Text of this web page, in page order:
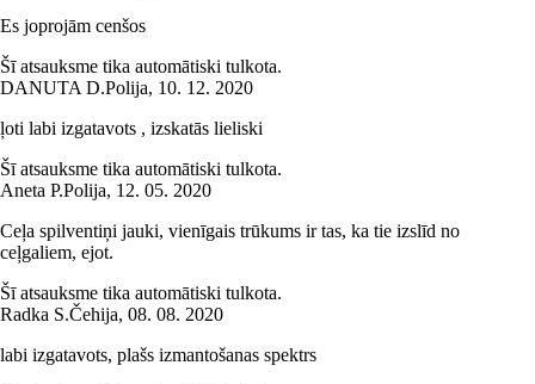
Es joprojām cenšos
Šī atsauksme tika automātiski tulkota.
DANUTA D.Polija, 10. 12. 2020
ļoti labi izgatavots , izskatās lieliski
Šī atsauksme tika automātiski tulkota.
Aneta P.Polija, 12. 05. 2020
Ceļa spilventiņi jauki, vienīgais trūkums ir tas, ka tie izslīd no
ceļgaliem, ejot.
Šī atsauksme tika automātiski tulkota.
Radka S.Čehija, 08. 08. 2020
labi izgatavots, plašs izmantošanas spektrs